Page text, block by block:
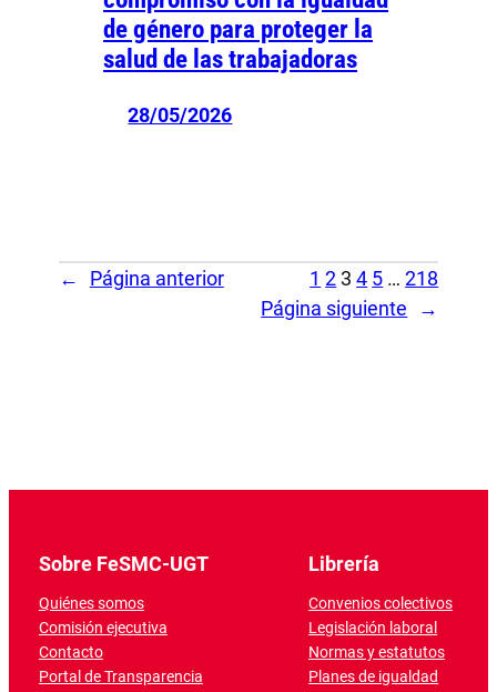
de género para proteger la
salud de las trabajadoras
28/05/2026
← Página anterior 1 2 3 4 5 … 218
Página siguiente
→
Sobre FeSMC-UGT
Quiénes somos
Comisión ejecutiva
Contacto
Portal de Transparencia
Librería
Convenios colectivos
Legislación laboral
Normas y estatutos
Planes de igualdad